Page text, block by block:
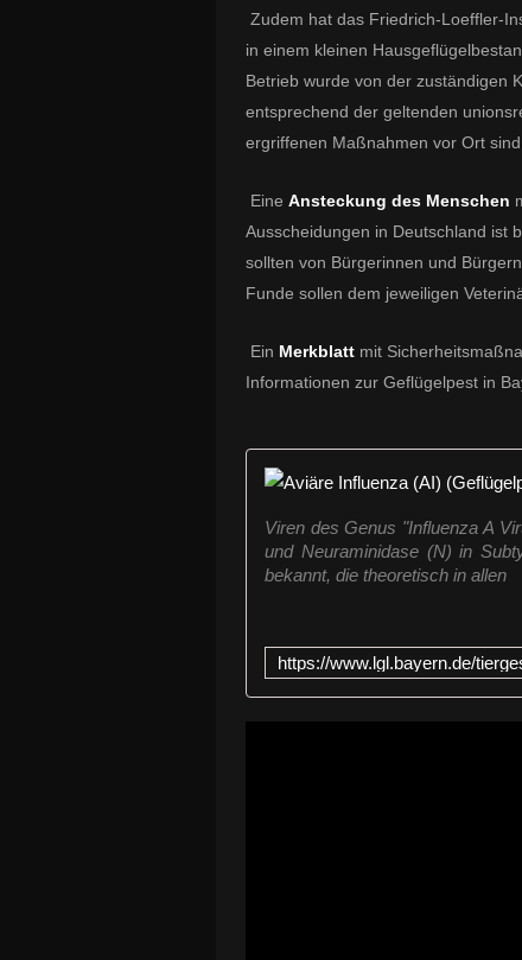
Zudem hat das Friedrich-Loeffler-
in einem kleinen
Betrieb wurde von der zuständigen
entsprechend der geltenden
ergriffenen Maßnahmen vor Ort
Eine Ansteckung des Menschen
Ausscheidungen in Deutschland ist
sollten von Bürgerinnen und
Funde sollen dem jeweiligen
Ein Merkblatt mit
Informationen zur Geflügelpest in
Viren des Genus "Influenza A
und Neuraminidase (N) in
bekannt, die theoretisch in allen